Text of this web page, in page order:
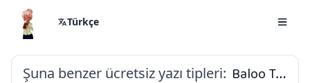
Türkçe
Şuna benzer ücretsiz yazı tipleri: Baloo Tammudu 2